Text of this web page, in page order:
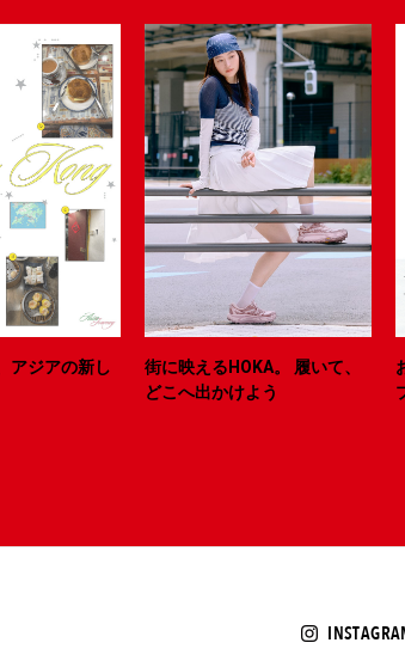
アジアの新し
街に映えるHOKA。 履いて、
どこへ出かけよう